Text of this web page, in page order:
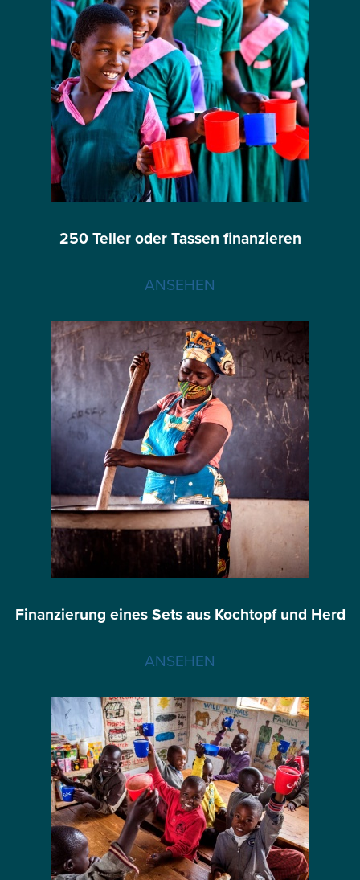
250 Teller oder Tassen finanzieren
ANSEHEN
Finanzierung eines Sets aus Kochtopf und Herd
ANSEHEN